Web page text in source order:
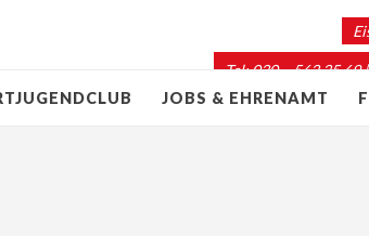
Tel: 030 – 563 35 69
JOBS & EHRENAMT